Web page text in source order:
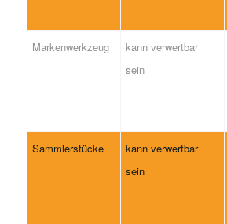
Markenwerkzeug
kann verwertbar
sein
Sammlerstücke
kann verwertbar
sein